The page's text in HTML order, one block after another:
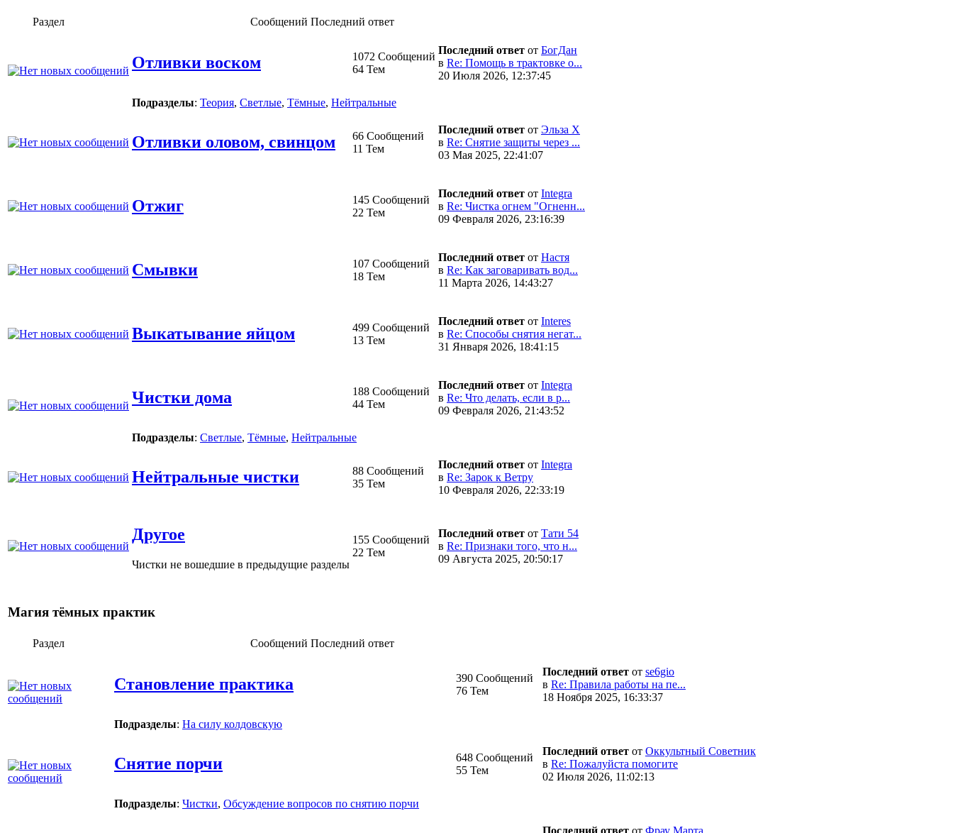
Раздел Сообщений Последний ответ
Отливки воском
1072 Сообщений
64 Тем
Последний ответ от БогДан
в Re: Помощь в трактовке о...
20 Июля 2026, 12:37:45
Подразделы: Теория, Светлые, Тёмные, Нейтральные
Отливки оловом, свинцом
66 Сообщений
11 Тем
Последний ответ от Эльза Х
в Re: Снятие защиты через ...
03 Мая 2025, 22:41:07
Отжиг
145 Сообщений
22 Тем
Последний ответ от Integra
в Re: Чистка огнем "Огненн...
09 Февраля 2026, 23:16:39
Смывки
107 Сообщений
18 Тем
Последний ответ от Настя
в Re: Как заговаривать вод...
11 Марта 2026, 14:43:27
Выкатывание яйцом
499 Сообщений
13 Тем
Последний ответ от Interes
в Re: Способы снятия негат...
31 Января 2026, 18:41:15
Чистки дома
188 Сообщений
44 Тем
Последний ответ от Integra
в Re: Что делать, если в р...
09 Февраля 2026, 21:43:52
Подразделы: Светлые, Тёмные, Нейтральные
Нейтральные чистки
88 Сообщений
35 Тем
Последний ответ от Integra
в Re: Зарок к Ветру
10 Февраля 2026, 22:33:19
Другое
Чистки не вошедшие в предыдущие разделы
155 Сообщений
22 Тем
Последний ответ от Тати 54
в Re: Признаки того, что н...
09 Августа 2025, 20:50:17
Магия тёмных практик
Раздел Сообщений Последний ответ
Становление практика
390 Сообщений
76 Тем
Последний ответ от se6gio
в Re: Правила работы на пе...
18 Ноября 2025, 16:33:37
Подразделы: На силу колдовскую
Снятие порчи
648 Сообщений
55 Тем
Последний ответ от Оккультный Советник
в Re: Пожалуйста помогите
02 Июля 2026, 11:02:13
Подразделы: Чистки, Обсуждение вопросов по снятию порчи